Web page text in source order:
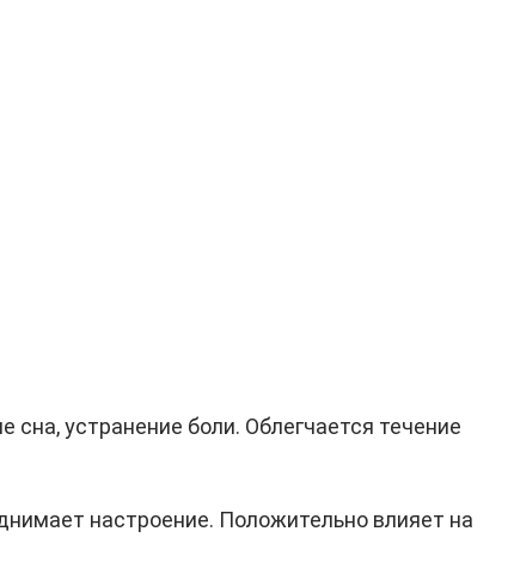
сна, устранение боли. Облегчается течение
настроение. Положительно влияет на